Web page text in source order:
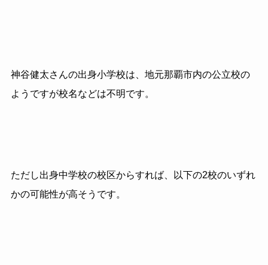
神谷健太さんの出身小学校は、地元那覇市内の公立校の
ようですが校名などは不明です。
ただし出身中学校の校区からすれば、以下の2校のいずれ
かの可能性が高そうです。